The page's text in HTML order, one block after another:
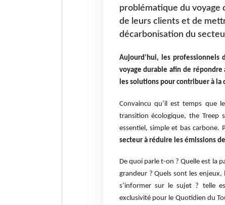
problématique du voyage
de leurs clients et de
décarbonisation du
Aujourd’hui, les professionnels
voyage durable afin de
les solutions pour contribuer à
Convaincu qu’il est temps que
transition écologique, the Treep
essentiel, simple et bas carbone.
secteur à réduire les émissions
De quoi parle t-on ? Quelle est la
grandeur ? Quels sont les
s’informer sur le sujet ? telle
exclusivité pour le Quotidien du